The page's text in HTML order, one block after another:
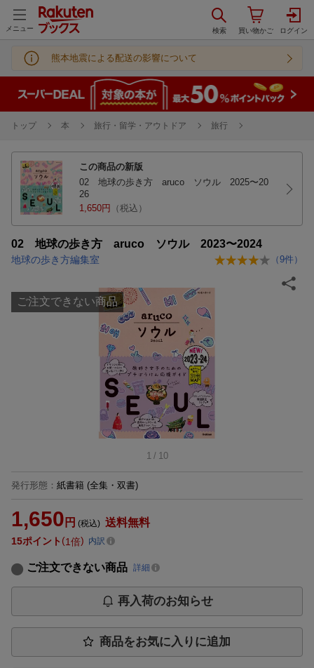
メニュー
熊本地震による配送の影響について
トップ 本 旅行・留学・アウトドア 旅行
この商品の新版
02 地球の歩き方 aruco ソウル 2025〜20
26
1,650円
（税込）
02 地球の歩き方 aruco ソウル 2023〜2024
地球の歩き方編集室 （9件）
ご注文できない商品
1 / 10
発行形態 ： 紙書籍 (全集・双書)
1,650 円 (税込) 送料無料
15ポイント 1倍 内訳
ご注文できない商品 詳細
再入荷のお知らせ
商品をお気に入りに追加